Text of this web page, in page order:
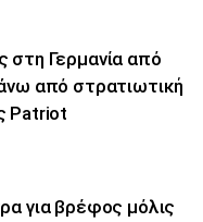
στη Γερμανία από
από στρατιωτική
Patriot
για βρέφος μόλις